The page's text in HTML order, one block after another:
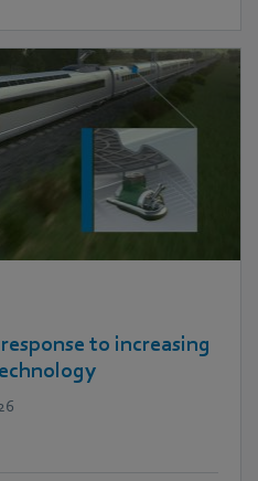
to increasing